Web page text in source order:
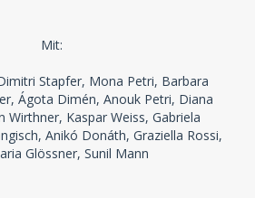
Mit:
Stapfer, Mona Petri, Barbara
Ágota Dimén, Anouk Petri, Diana
Wirthner, Kaspar Weiss, Gabriela
Anikó Donáth, Graziella Rossi,
Glössner, Sunil Mann